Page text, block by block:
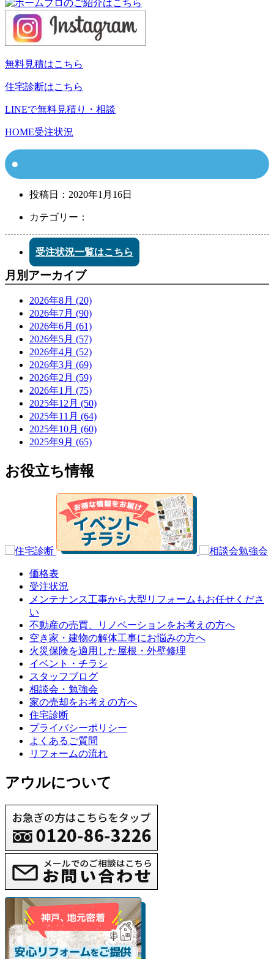
無料見積はこちら
住宅診断はこちら
LINEで無料見積り・相談
HOME受注状況
投稿日： 2020年1月16日
カテゴリー：
受注状況一覧はこちら
月別アーカイブ
2026年8月 (20)
2026年7月 (90)
2026年6月 (61)
2026年5月 (57)
2026年4月 (52)
2026年3月 (69)
2026年2月 (59)
2026年1月 (75)
2025年12月 (50)
2025年11月 (64)
2025年10月 (60)
2025年9月 (65)
お役立ち情報
価格表
受注状況
メンテナンス工事から大型リフォームもお任せくださ
い
不動産の売買、リノベーションをお考えの方へ
空き家・建物の解体工事にお悩みの方へ
火災保険を適用した屋根・外壁修理
イベント・チラシ
スタッフブログ
相談会・勉強会
家の売却をお考えの方へ
住宅診断
プライバシーポリシー
よくあるご質問
リフォームの流れ
アウルについて